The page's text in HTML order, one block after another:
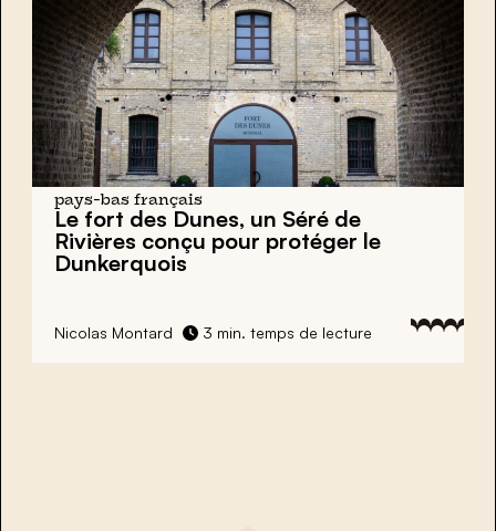
pays-bas français
Le fort des Dunes, un Séré de
Rivières conçu pour protéger le
Dunkerquois
Nicolas Montard 3 min. temps de lecture